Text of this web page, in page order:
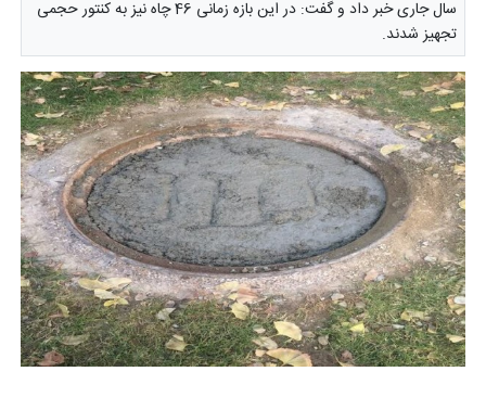
سال جاری خبر داد و گفت: در این بازه زمانی 46 چاه نیز به کنتور حجمی
تجهیز شدند.